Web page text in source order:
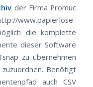
der Firma Promuc
www.papierlose-
die komplette
dieser Software
zu übernehmen
Benötigt
auch CSV